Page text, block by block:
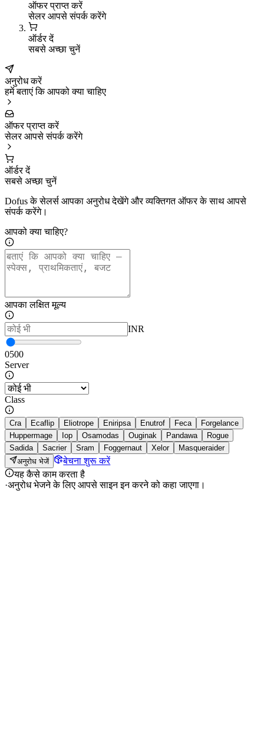
ऑफर प्राप्त करें
सेलर आपसे संपर्क करेंगे
ऑर्डर दें
सबसे अच्छा चुनें
अनुरोध करें
हमें बताएं कि आपको क्या चाहिए
ऑफर प्राप्त करें
सेलर आपसे संपर्क करेंगे
ऑर्डर दें
सबसे अच्छा चुनें
Dofus के सेलर्स आपका अनुरोध देखेंगे और व्यक्तिगत ऑफर के साथ आपसे
संपर्क करेंगे।
आपको क्या चाहिए?
आपका लक्षित मूल्य
INR
0500
Server
Class
Cra Ecaflip Eliotrope Eniripsa Enutrof Feca
Forgelance
Huppermage
Iop Osamodas Ouginak Pandawa
Rogue
Sadida
Sacrier Sram Foggernaut Xelor
Masqueraider
अनुरोध भेजें
बेचना शुरू करें
यह कैसे काम करता है
·अनुरोध भेजने के लिए आपसे साइन इन करने को कहा जाएगा।